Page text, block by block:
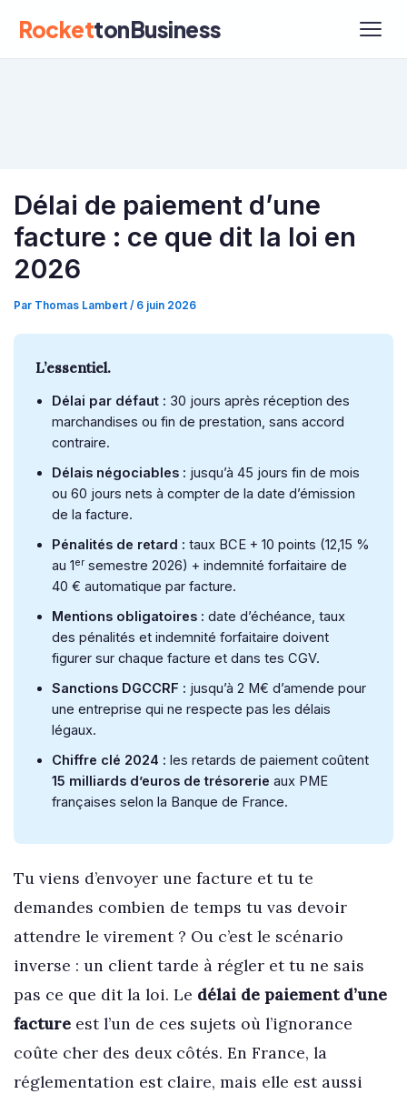
RockettonBusiness
Délai de paiement d’une
facture : ce que dit la loi en
2026
Par Thomas Lambert / 6 juin 2026
L’essentiel.
Délai par défaut : 30 jours après réception des
marchandises ou fin de prestation, sans accord
contraire.
Délais négociables : jusqu’à 45 jours fin de mois
ou 60 jours nets à compter de la date d’émission
de la facture.
Pénalités de retard : taux BCE + 10 points (12,15 %
au 1ersemestre 2026) + indemnité forfaitaire de
40 € automatique par facture.
Mentions obligatoires : date d’échéance, taux
des pénalités et indemnité forfaitaire doivent
figurer sur chaque facture et dans tes CGV.
Sanctions DGCCRF : jusqu’à 2 M€ d’amende pour
une entreprise qui ne respecte pas les délais
légaux.
Chiffre clé 2024 : les retards de paiement coûtent
15 milliards d’euros de trésorerie aux PME
françaises selon la Banque de France.
Tu viens d’envoyer une facture et tu te
demandes combien de temps tu vas devoir
attendre le virement ? Ou c’est le scénario
inverse : un client tarde à régler et tu ne sais
pas ce que dit la loi. Le délai de paiement d’une
factureest l’un de ces sujets où l’ignorance
coûte cher des deux côtés. En France, la
réglementation est claire, mais elle est aussi